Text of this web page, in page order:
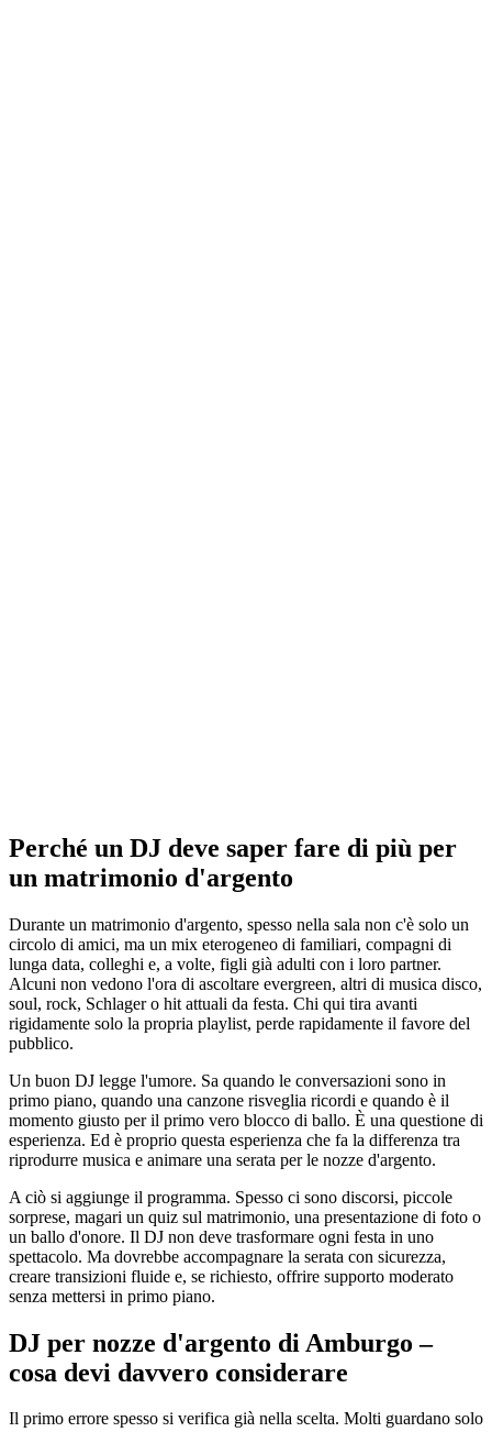
Perché un DJ deve saper fare di più per
un matrimonio d'argento
Durante un matrimonio d'argento, spesso nella sala non c'è solo un
circolo di amici, ma un mix eterogeneo di familiari, compagni di
lunga data, colleghi e, a volte, figli già adulti con i loro partner.
Alcuni non vedono l'ora di ascoltare evergreen, altri di musica disco,
soul, rock, Schlager o hit attuali da festa. Chi qui tira avanti
rigidamente solo la propria playlist, perde rapidamente il favore del
pubblico.
Un buon DJ legge l'umore. Sa quando le conversazioni sono in
primo piano, quando una canzone risveglia ricordi e quando è il
momento giusto per il primo vero blocco di ballo. È una questione di
esperienza. Ed è proprio questa esperienza che fa la differenza tra
riprodurre musica e animare una serata per le nozze d'argento.
A ciò si aggiunge il programma. Spesso ci sono discorsi, piccole
sorprese, magari un quiz sul matrimonio, una presentazione di foto o
un ballo d'onore. Il DJ non deve trasformare ogni festa in uno
spettacolo. Ma dovrebbe accompagnare la serata con sicurezza,
creare transizioni fluide e, se richiesto, offrire supporto moderato
senza mettersi in primo piano.
DJ per nozze d'argento di Amburgo –
cosa devi davvero considerare
Il primo errore spesso si verifica già nella scelta. Molti guardano solo